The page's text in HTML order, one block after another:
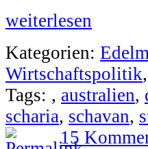
weiterlesen
Kategorien:
Wirtschaftspolitik,
Tags: , australien,
scharia, schavan,
15